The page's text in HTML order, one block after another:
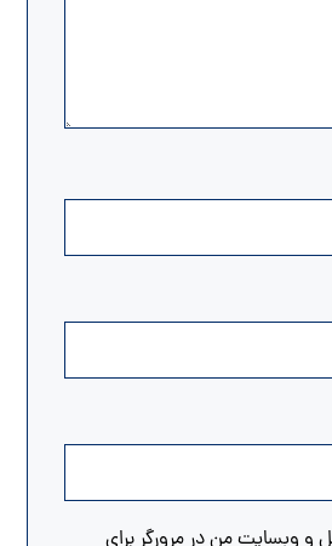
و وبسایت من در مرورگر برای